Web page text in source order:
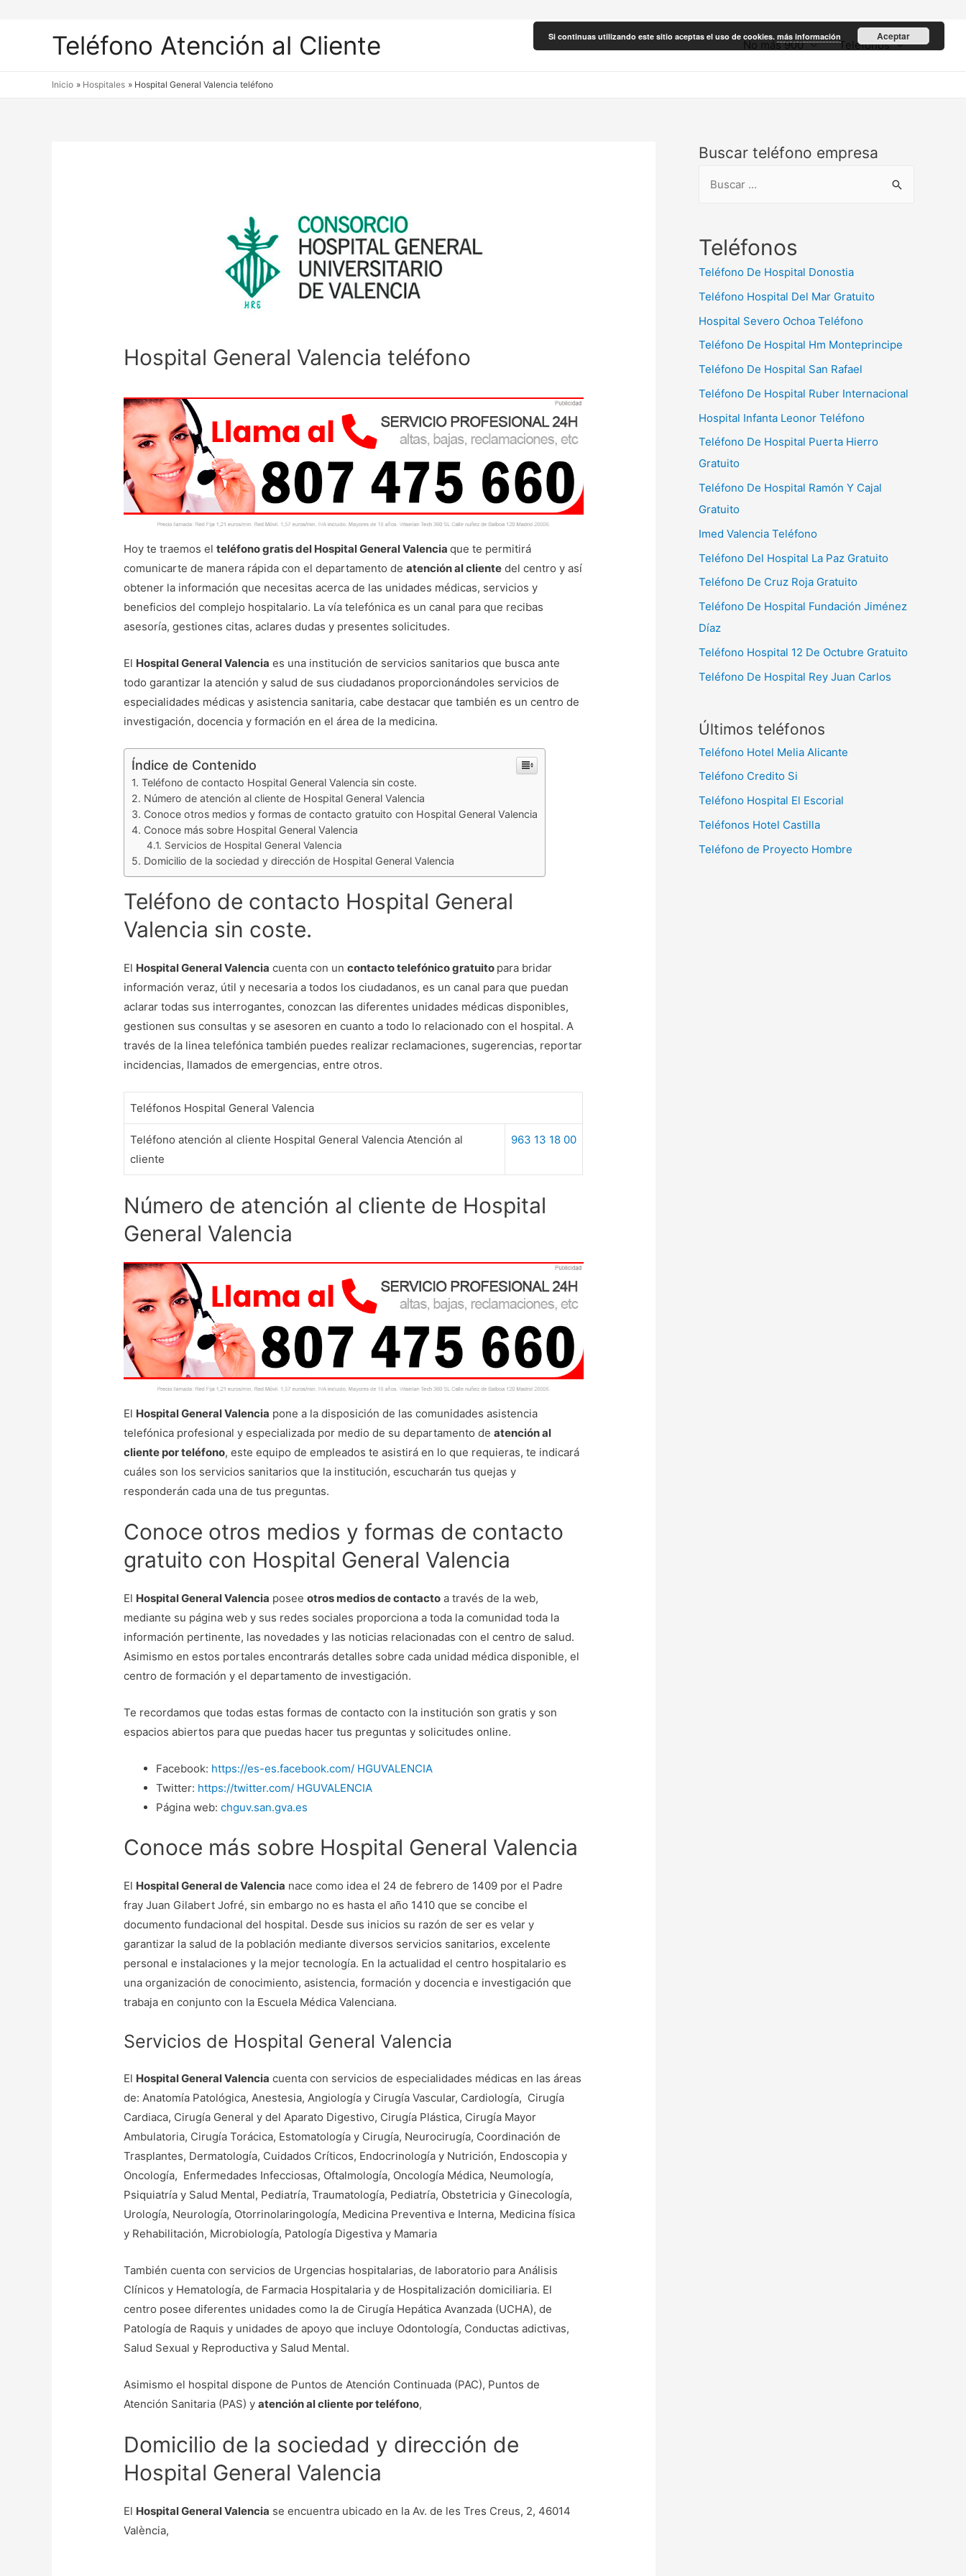
Teléfono Atención al Cliente No más 900 Teléfonos
Inicio Hospitales Hospital General Valencia teléfono
Hospital General Valencia teléfono
Hoy te traemos elteléfono gratis del Hospital General Valenciaque te permitirá
comunicarte de manera rápida con el departamento deatención al cliente del centro y así
obtener la información que necesitas acerca de las unidades médicas, servicios y
beneficios del complejo hospitalario. La vía telefónica es un canal para que recibas
asesoría, gestiones citas, aclares dudas y presentes solicitudes.
El Hospital General Valencia es una institución de servicios sanitarios que busca ante
todo garantizar la atención y salud de sus ciudadanos proporcionándoles servicios de
especialidades médicas y asistencia sanitaria, cabe destacar que también es un centro de
investigación, docencia y formación en el área de la medicina.
Índice de Contenido
Teléfono de contacto Hospital General Valencia sin coste.
Número de atención al cliente de Hospital General Valencia
Conoce otros medios y formas de contacto gratuito con Hospital General Valencia
Conoce más sobre Hospital General Valencia
Servicios de Hospital General Valencia
Domicilio de la sociedad y dirección de Hospital General Valencia
Teléfono de contacto Hospital General
Valencia sin coste.
El Hospital General Valencia cuenta con uncontacto telefónico gratuito para bridar
información veraz, útil y necesaria a todos los ciudadanos, es un canal para que puedan
aclarar todas sus interrogantes, conozcan las diferentes unidades médicas disponibles,
gestionen sus consultas y se asesoren en cuanto a todo lo relacionado con el hospital. A
través de la linea telefónica también puedes realizar reclamaciones, sugerencias, reportar
incidencias, llamados de emergencias, entre otros.
Teléfonos Hospital General Valencia
Teléfono atención al cliente Hospital General Valencia Atención al
cliente
963 13 18 00
Número de atención al cliente de Hospital
General Valencia
El Hospital General Valencia pone a la disposición de las comunidades asistencia
telefónica profesional y especializada por medio de su departamento deatención al
cliente por teléfono, este equipo de empleados te asistirá en lo que requieras, te indicará
cuáles son los servicios sanitarios que la institución, escucharán tus quejas y
responderán cada una de tus preguntas.
Conoce otros medios y formas de contacto
gratuito con Hospital General Valencia
El Hospital General Valencia poseeotros medios de contacto a través de la web,
mediante su página web y sus redes sociales proporciona a toda la comunidad toda la
información pertinente, las novedades y las noticias relacionadas con el centro de salud.
Asimismo en estos portales encontrarás detalles sobre cada unidad médica disponible, el
centro de formación y el departamento de investigación.
Te recordamos que todas estas formas de contacto con la institución son gratis y son
espacios abiertos para que puedas hacer tus preguntas y solicitudes online.
Facebook: https://es-es.facebook.com/ HGUVALENCIA
Twitter: https://twitter.com/ HGUVALENCIA
Página web:chguv.san.gva.es
Conoce más sobre Hospital General Valencia
El Hospital General de Valencia nace como idea el 24 de febrero de 1409 por el Padre
fray Juan Gilabert Jofré, sin embargo no es hasta el año 1410 que se concibe el
documento fundacional del hospital. Desde sus inicios su razón de ser es velar y
garantizar la salud de la población mediante diversos servicios sanitarios, excelente
personal e instalaciones y la mejor tecnología. En la actualidad el centro hospitalario es
una organización de conocimiento, asistencia, formación y docencia e investigación que
trabaja en conjunto con la Escuela Médica Valenciana.
Servicios de Hospital General Valencia
El Hospital General Valencia cuenta con servicios de especialidades médicas en las áreas
de: Anatomía Patológica, Anestesia, Angiología y Cirugía Vascular, Cardiología, Cirugía
Cardiaca, Cirugía General y del Aparato Digestivo, Cirugía Plástica, Cirugía Mayor
Ambulatoria, Cirugía Torácica, Estomatología y Cirugía, Neurocirugía, Coordinación de
Trasplantes, Dermatología, Cuidados Críticos, Endocrinología y Nutrición, Endoscopia y
Oncología, Enfermedades Infecciosas, Oftalmología, Oncología Médica, Neumología,
Psiquiatría y Salud Mental, Pediatría, Traumatología, Pediatría, Obstetricia y Ginecología,
Urología, Neurología, Otorrinolaringología, Medicina Preventiva e Interna, Medicina física
y Rehabilitación, Microbiología, Patología Digestiva y Mamaria
También cuenta con servicios de Urgencias hospitalarias, de laboratorio para Análisis
Clínicos y Hematología, de Farmacia Hospitalaria y de Hospitalización domiciliaria. El
centro posee diferentes unidades como la de Cirugía Hepática Avanzada (UCHA), de
Patología de Raquis y unidades de apoyo que incluye Odontología, Conductas adictivas,
Salud Sexual y Reproductiva y Salud Mental.
Asimismo el hospital dispone de Puntos de Atención Continuada (PAC), Puntos de
Atención Sanitaria (PAS) yatención al cliente por teléfono,
Domicilio de la sociedad y dirección de
Hospital General Valencia
El Hospital General Valencia se encuentra ubicado en la Av. de les Tres Creus, 2, 46014
València,
Buscar teléfono empresa
c
Teléfonos
Teléfono De Hospital Donostia
Teléfono Hospital Del Mar Gratuito
Hospital Severo Ochoa Teléfono
Teléfono De Hospital Hm Monteprincipe
Teléfono De Hospital San Rafael
Teléfono De Hospital Ruber Internacional
Hospital Infanta Leonor Teléfono
Teléfono De Hospital Puerta Hierro
Gratuito
Teléfono De Hospital Ramón Y Cajal
Gratuito
Imed Valencia Teléfono
Teléfono Del Hospital La Paz Gratuito
Teléfono De Cruz Roja Gratuito
Teléfono De Hospital Fundación Jiménez
Díaz
Teléfono Hospital 12 De Octubre Gratuito
Teléfono De Hospital Rey Juan Carlos
Últimos teléfonos
Teléfono Hotel Melia Alicante
Teléfono Credito Si
Teléfono Hospital El Escorial
Teléfonos Hotel Castilla
Teléfono de Proyecto Hombre
Si continuas utilizando este sitio aceptas el uso de cookies. más información Aceptar